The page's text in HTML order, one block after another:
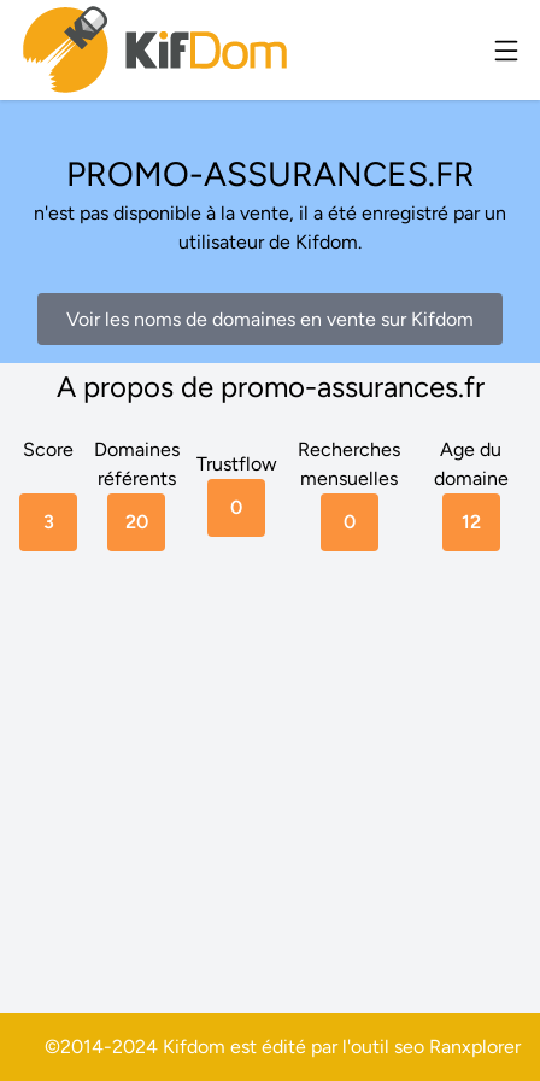
PROMO-ASSURANCES.FR
n'est pas disponible à la vente, il a été enregistré par un
utilisateur de Kifdom.
Voir les noms de domaines en vente sur Kifdom
A propos de promo-assurances.fr
Score
3
Domaines
référents
20
Trustflow
0
Recherches
mensuelles
0
Age du
domaine
12
©2014-2024 Kifdom est édité par l'outil seo Ranxplorer